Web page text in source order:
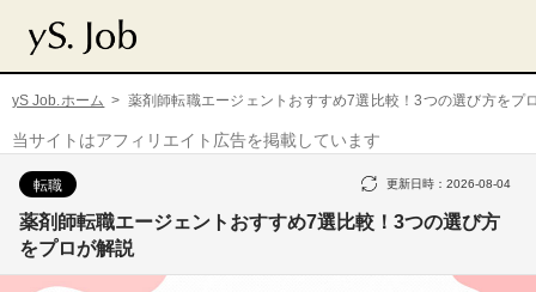
yS Job.ホーム 薬剤師転職エージェントおすすめ7選比較！3つの選び方をプ
当サイトはアフィリエイト広告を掲載しています
転職 更新日時： 2026-08-04
薬剤師転職エージェントおすすめ7選比較！3つの選び方
をプロが解説